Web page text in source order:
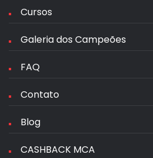
Cursos
Galeria dos Campeões
FAQ
Contato
Blog
CASHBACK MCA